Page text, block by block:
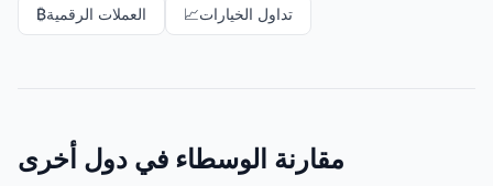
₿العملات الرقمية 📈تداول الخيارات
مقارنة الوسطاء في دول أخرى